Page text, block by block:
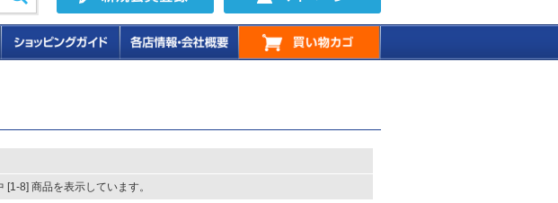
[1-8] 商品を表示しています。